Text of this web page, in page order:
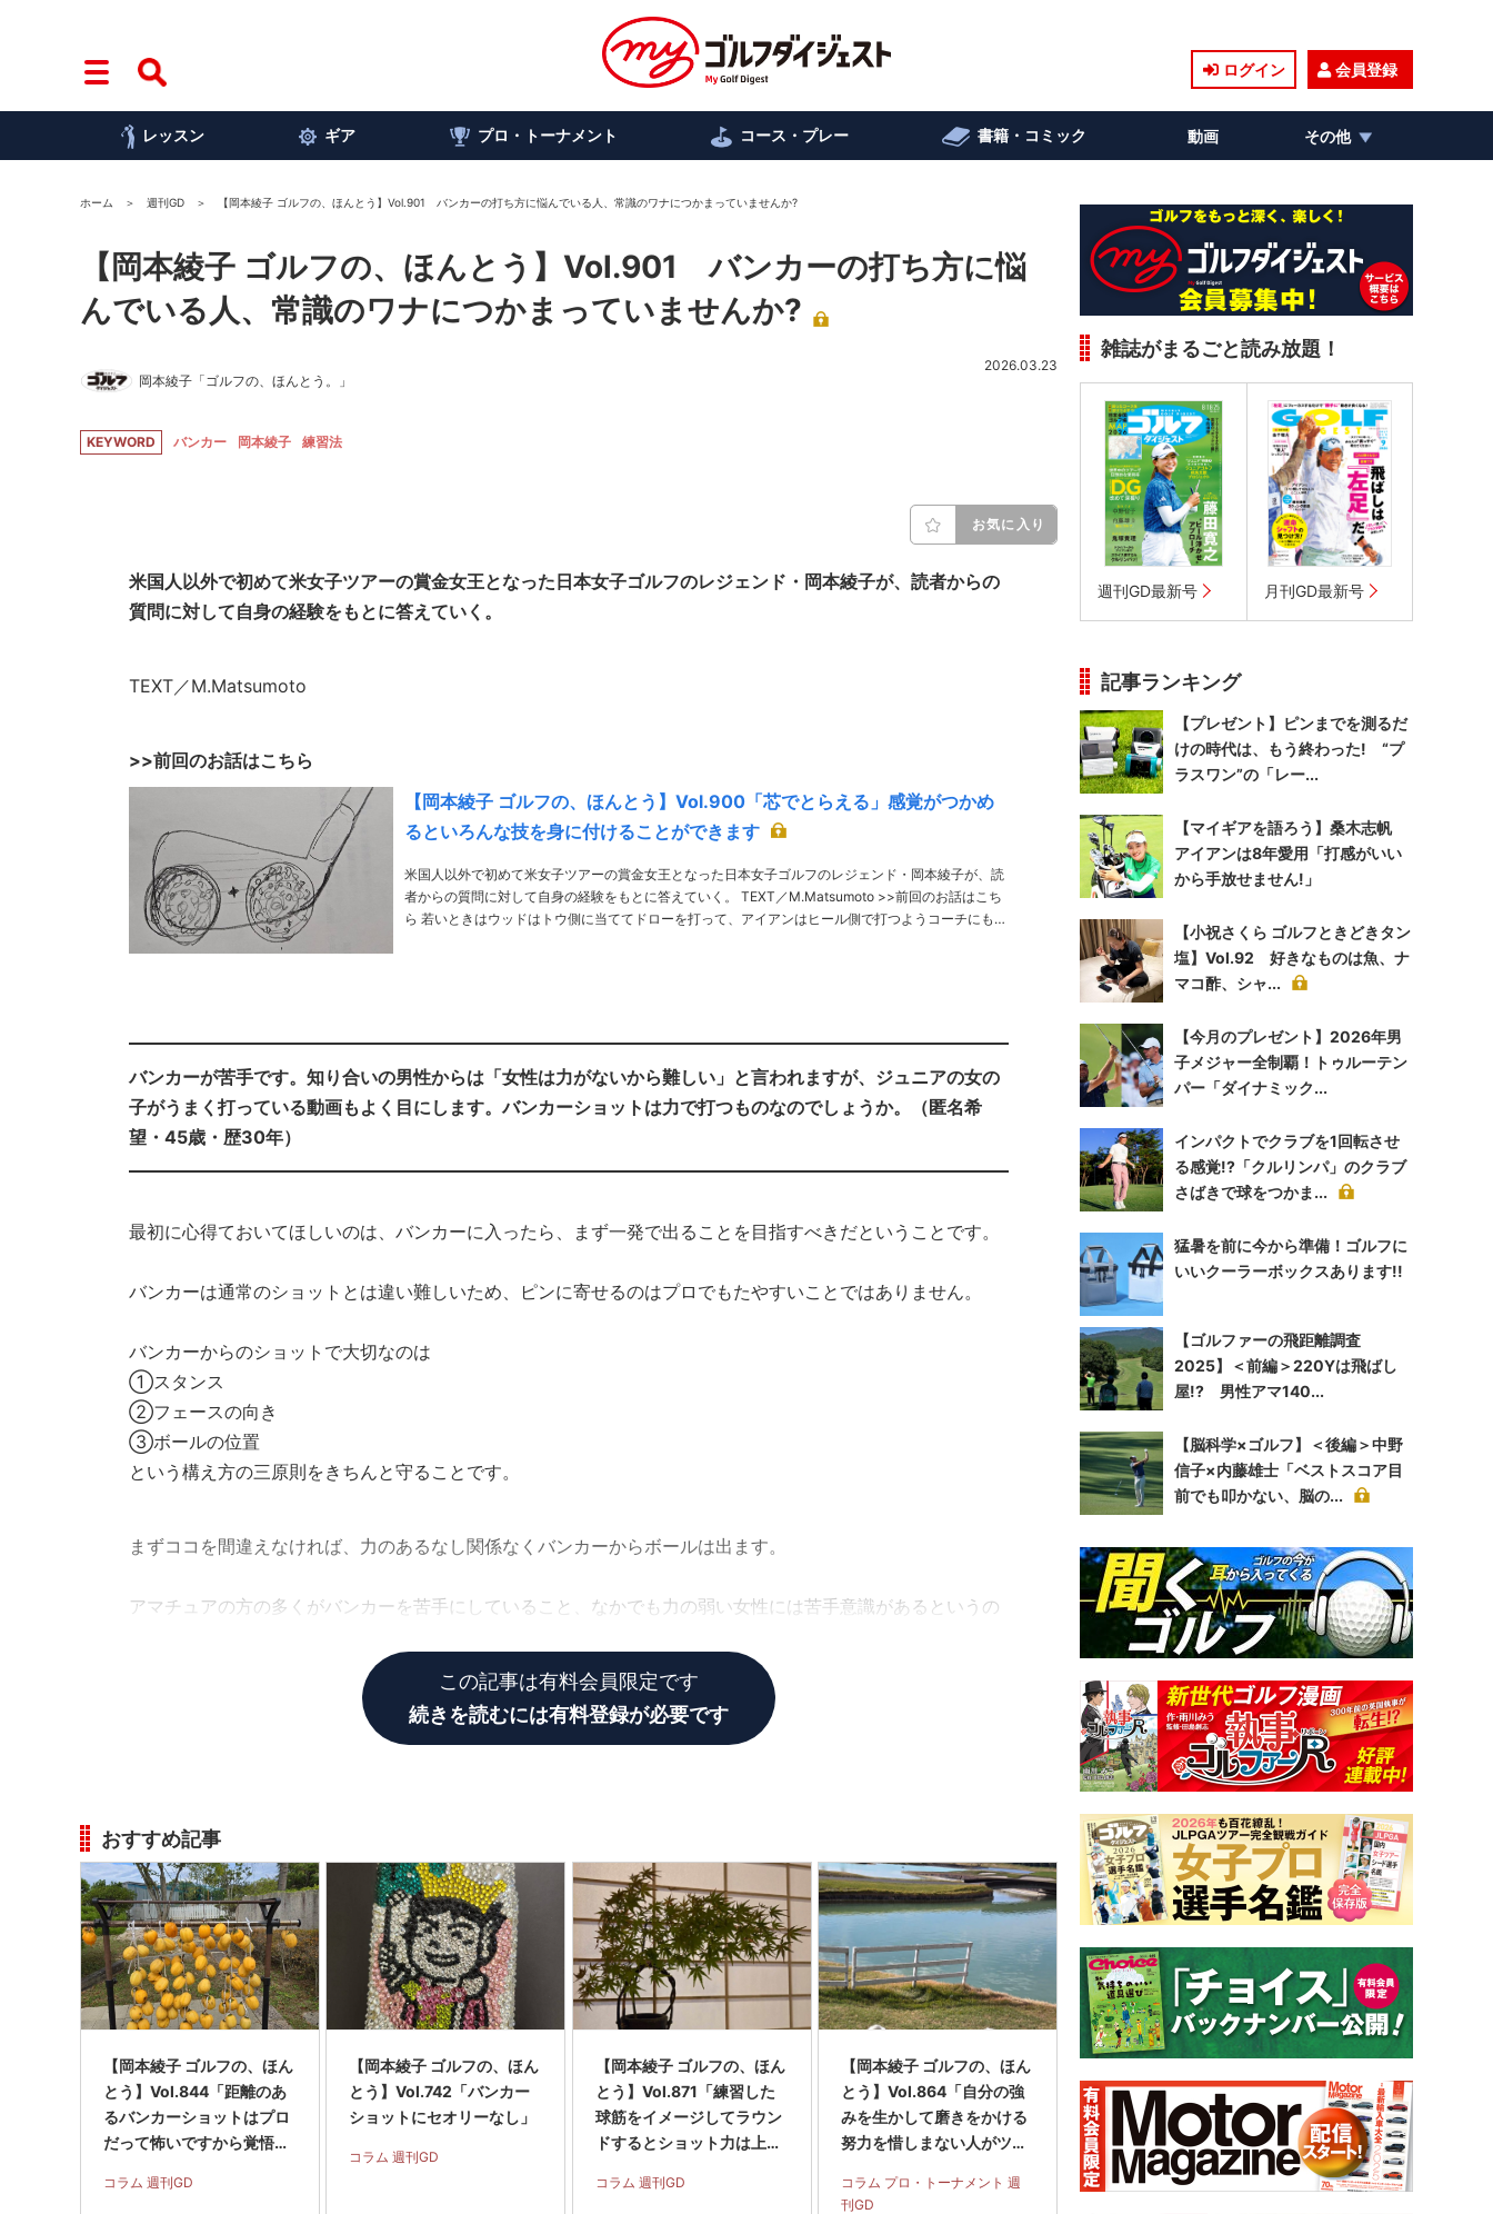
ログイン 会員登録
レッスン ギア プロ・トーナメント コース・プレー 書籍・コミック 動画 その他
ホーム 週刊GD 【岡本綾子 ゴルフの、ほんとう】Vol.901 バンカーの打ち方に悩んでいる人、常識のワナにつかまっていませんか?
【岡本綾子 ゴルフの、ほんとう】Vol.901 バンカーの打ち方に悩
んでいる人、常識のワナにつかまっていませんか?
岡本綾子「ゴルフの、ほんとう。」
2026.03.23
KEYWORD バンカー 岡本綾子 練習法
お気に入り
米国人以外で初めて米女子ツアーの賞金女王となった日本女子ゴルフのレジェンド・岡本綾子が、読者からの
質問に対して自身の経験をもとに答えていく。
TEXT／M.Matsumoto
>>前回のお話はこちら
【岡本綾子 ゴルフの、ほんとう】Vol.900「芯でとらえる」感覚がつかめ
るといろんな技を身に付けることができます
米国人以外で初めて米女子ツアーの賞金女王となった日本女子ゴルフのレジェンド・岡本綾子が、読
者からの質問に対して自身の経験をもとに答えていく。 TEXT／M.Matsumoto >>前回のお話はこち
ら 若いときはウッドはトウ側に当ててドローを打って、アイアンはヒール側で打つようコーチにも言
バンカーが苦手です。知り合いの男性からは「女性は力がないから難しい」と言われますが、ジュニアの女の
子がうまく打っている動画もよく目にします。バンカーショットは力で打つものなのでしょうか。（匿名希
望・45歳・歴30年）
最初に心得ておいてほしいのは、バンカーに入ったら、まず一発で出ることを目指すべきだということです。
バンカーは通常のショットとは違い難しいため、ピンに寄せるのはプロでもたやすいことではありません。
バンカーからのショットで大切なのは
①スタンス
②フェースの向き
③ボールの位置
という構え方の三原則をきちんと守ることです。
まずココを間違えなければ、力のあるなし関係なくバンカーからボールは出ます。
アマチュアの方の多くがバンカーを苦手にしていること、なかでも力の弱い女性には苦手意識があるというの
この記事は有料会員限定です
続きを読むには有料登録が必要です
おすすめ記事
【岡本綾子 ゴルフの、ほん
とう】Vol.844「距離のあ
るバンカーショットはプロ
だって怖いですから覚悟を
す」
コラム 週刊GD
【岡本綾子 ゴルフの、ほん
とう】Vol.742「バンカー
ショットにセオリーなし」
コラム 週刊GD
【岡本綾子 ゴルフの、ほん
とう】Vol.871「練習した
球筋をイメージしてラウン
ドするとショット力は上が
コラム 週刊GD
【岡本綾子 ゴルフの、ほん
とう】Vol.864「自分の強
みを生かして磨きをかける
努力を惜しまない人がツア
ます」
コラム プロ・トーナメント 週
刊GD
雑誌がまるごと読み放題！
週刊GD最新号 月刊GD最新号
記事ランキング
【プレゼント】ピンまでを測るだ
けの時代は、もう終わった! “プ
ラスワン”の「レー...
【マイギアを語ろう】桑木志帆
アイアンは8年愛用「打感がいい
から手放せません!」
【小祝さくら ゴルフときどきタン
塩】Vol.92 好きなものは魚、ナ
マコ酢、シャ...
【今月のプレゼント】2026年男
子メジャー全制覇！トゥルーテン
パー「ダイナミック...
インパクトでクラブを1回転させ
る感覚!?「クルリンパ」のクラブ
さばきで球をつかま...
猛暑を前に今から準備！ゴルフに
いいクーラーボックスあります!!
【ゴルファーの飛距離調査
2025】＜前編＞220Yは飛ばし
屋!? 男性アマ140...
【脳科学×ゴルフ】＜後編＞中野
信子×内藤雄士「ベストスコア目
前でも叩かない、脳の...